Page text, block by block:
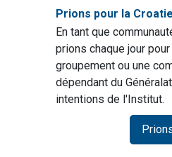
Prions pour la Croatie
En tant que
prions chaque jour
groupement ou une
dépendant du
intentions de l'Institut.